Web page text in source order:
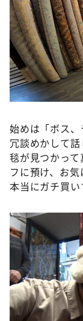
始めは「ボス
冗談めかして
毯が見つかっ
フに預け、お
本当にガチ買い